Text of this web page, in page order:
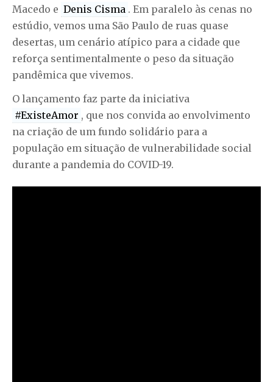
Macedo e Denis Cisma . Em paralelo às cenas no
estúdio, vemos uma São Paulo de ruas quase
desertas, um cenário atípico para a cidade que
reforça sentimentalmente o peso da situação
pandêmica que vivemos.
O lançamento faz parte da iniciativa
#ExisteAmor , que nos convida ao envolvimento
na criação de um fundo solidário para a
população em situação de vulnerabilidade social
durante a pandemia do COVID-19.